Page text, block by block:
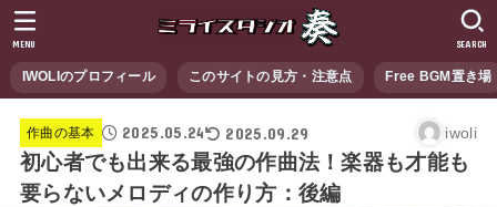
IWOLIのプロフィール このサイトの見方・注意点 Free BGM置き場
SEARCH
MENU
作曲の基本 2025.05.24 2025.09.29 iwoli
初心者でも出来る最強の作曲法！楽器も才能も
要らないメロディの作り方：後編